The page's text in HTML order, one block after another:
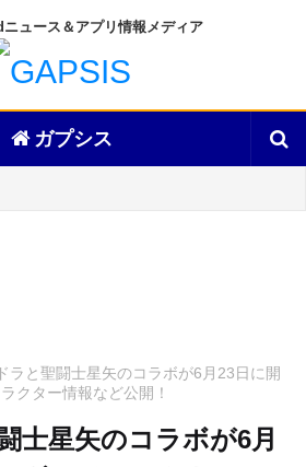
ュース＆アプリ情報メディア
ガプシス
ラと聖闘士星矢のコラボが6月23日に開
クター情報など公開！
士星矢のコラボが6月